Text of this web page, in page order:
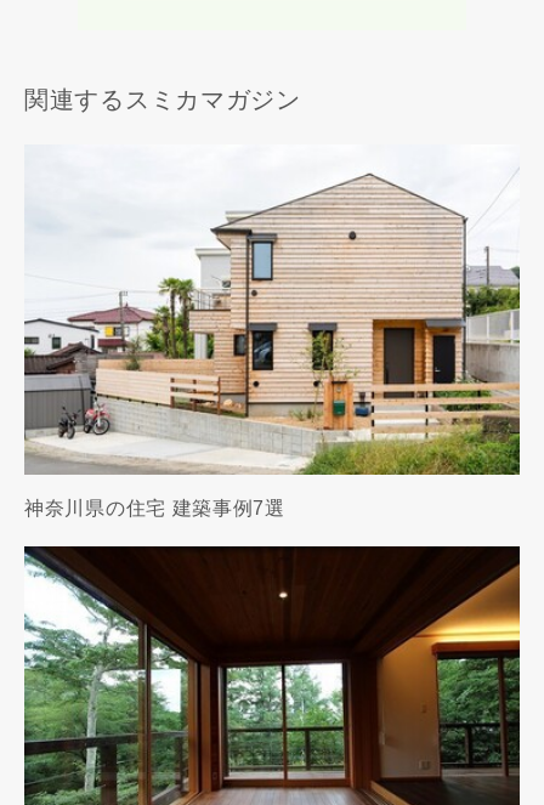
関連するスミカマガジン
神奈川県の住宅 建築事例7選